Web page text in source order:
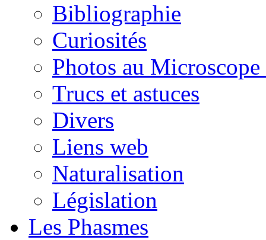
Bibliographie
Curiosités
Photos au
Trucs et astuces
Divers
Liens web
Naturalisation
Législation
Les Phasmes